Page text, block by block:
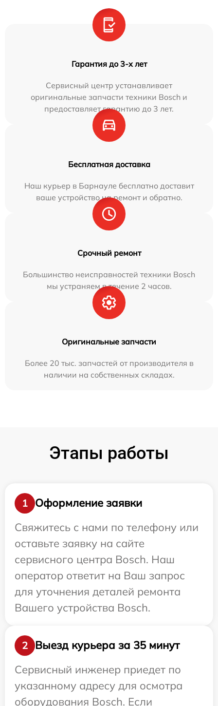
Гарантия до 3-х лет
Сервисный центр устанавливает
оригинальные запчасти техники Bosch и
предоставляет гарантию до 3 лет.
Бесплатная доставка
Наш курьер в Барнауле бесплатно доставит
ваше устройство на ремонт и обратно.
Срочный ремонт
Большинство неисправностей техники Bosch
мы устраняем в течение 2 часов.
Оригинальные запчасти
Более 20 тыс. запчастей от производителя в
наличии на собственных складах.
Этапы работы
1
Оформление заявки
Свяжитесь с нами по телефону или
оставьте заявку на сайте
сервисного центра Bosch. Наш
оператор ответит на Ваш запрос
для уточнения деталей ремонта
Вашего устройства Bosch.
2
Выезд курьера за 35 минут
Сервисный инженер приедет по
указанному адресу для осмотра
оборудования Bosch. Если